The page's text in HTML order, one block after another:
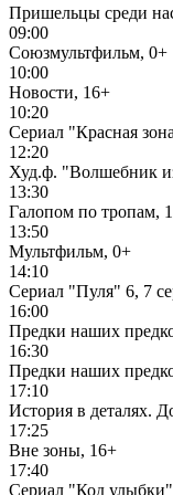
Пришельцы среди
09:00
Союзмультфильм, 0+
10:00
Новости, 16+
10:20
Сериал "Красная
12:20
Худ.ф. "Волшебник
13:30
Галопом по тропам,
13:50
Мультфильм, 0+
14:10
Сериал "Пуля" 6, 7
16:00
Предки наших
16:30
Предки наших
17:10
История в деталях.
17:25
Вне зоны, 16+
17:40
Сериал "Код улыбки"